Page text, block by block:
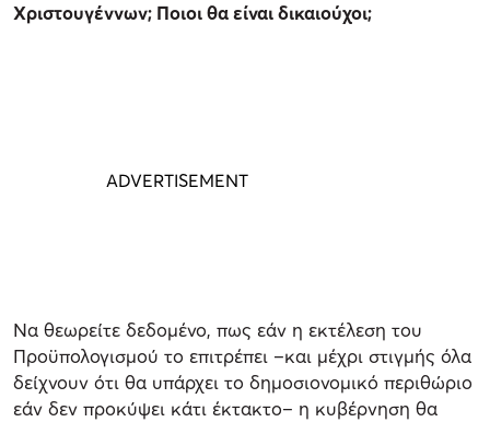
Χριστουγέννων; Ποιοι θα είναι δικαιούχοι;
Να θεωρείτε δεδομένο, πως εάν η εκτέλεση του
Προϋπολογισμού το επιτρέπει –και μέχρι στιγμής όλα
δείχνουν ότι θα υπάρχει το δημοσιονομικό περιθώριο
εάν δεν προκύψει κάτι έκτακτο– η κυβέρνηση θα